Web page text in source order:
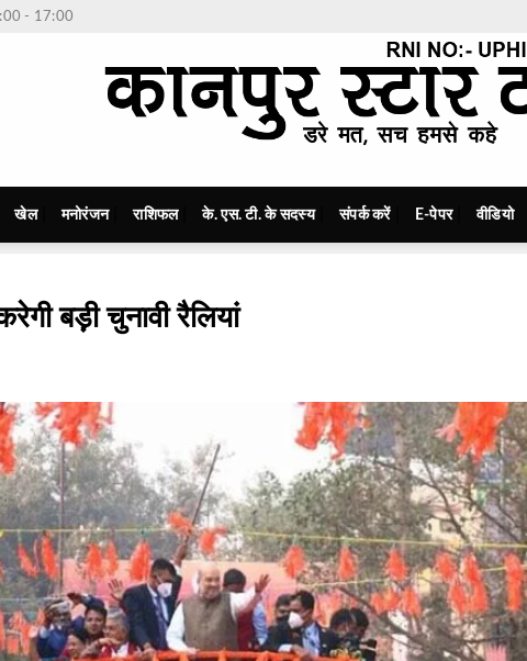
- 17:00
खेल मनोरंजन राशिफल के. एस. टी. के सदस्य संपर्क करें E-पेपर वीडियो
बड़़ी चुनावी रैलियां